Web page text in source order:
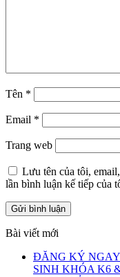
Tên *
Email *
Trang web
Lưu tên của tôi,
lần bình luận kế tiếp của
Bài viết mới
ĐĂNG KÝ
SINH KHÓA K6